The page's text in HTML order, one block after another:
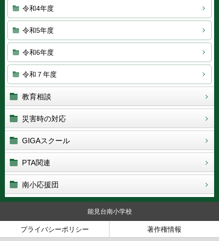
令和4年度
令和5年度
令和6年度
令和７年度
教育相談
災害時の対応
GIGAスクール
PTA関連
南小応援団
能見台南小学校
プライバシーポリシー 著作権情報